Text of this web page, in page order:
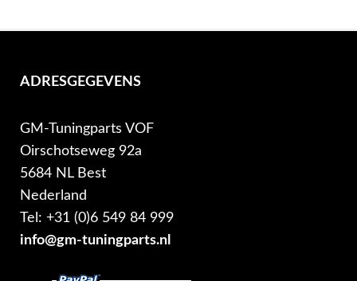
ADRESGEGEVENS
GM-Tuningparts VOF
Oirschotseweg 92a
5684 NL Best
Nederland
Tel: +31 (0)6 549 84 999
info@gm-tuningparts.nl